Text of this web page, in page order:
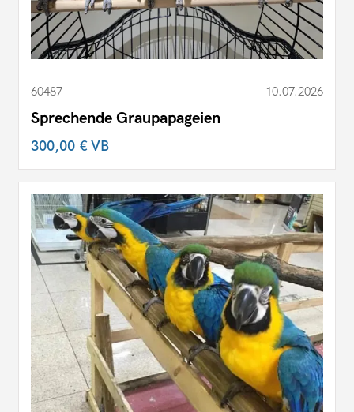
60487 10.07.2026
Sprechende Graupapageien
300,00 €VB